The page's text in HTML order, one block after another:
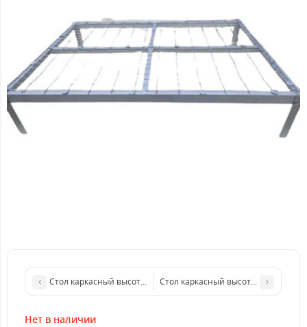
Стол каркасный высота 30-50 см (80х80 см)Стол каркасный высота 30-50 см
Нет в наличии